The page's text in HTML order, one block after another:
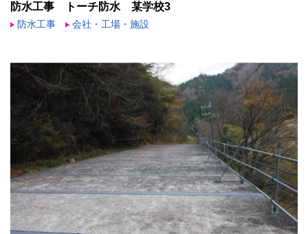
防水工事 トーチ防水 某学校3
防水工事 会社・工場・施設